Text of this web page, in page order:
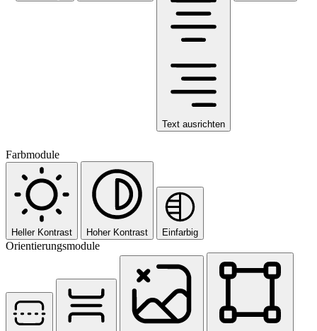
Text ausrichten
Farbmodule
Heller Kontrast Hoher Kontrast Einfarbig
Orientierungsmodule